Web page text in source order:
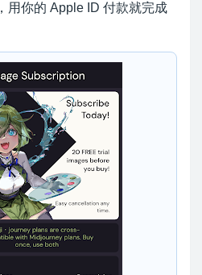
用你的 Apple ID 付款就完成